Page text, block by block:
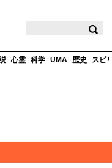
心霊 科学 UMA 歴史 スピ